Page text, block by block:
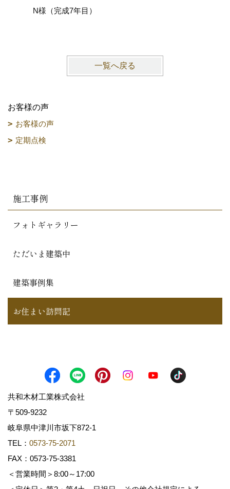
N様（完成7年目）
一覧へ戻る
お客様の声
お客様の声
定期点検
施工事例
フォトギャラリー
ただいま建築中
建築事例集
お住まい訪問記
共和木材工業株式会社
〒509-9232
岐阜県中津川市坂下872‐1
TEL： 0573-75-2071
FAX：0573-75-3381
＜営業時間＞8:00～17:00